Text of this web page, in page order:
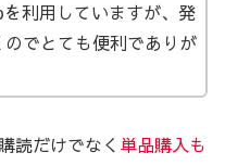
利用していますが、発
でとても便利でありが
読だけでなく 単品購入も